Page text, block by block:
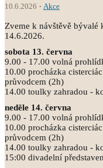
10.6.2026 Akce
Zveme k návštěvě bývalé
14.6.2026.
sobota 13. června
9.00 - 17.00 volná
10.00 procházka
průvodcem (2h)
14.00 toulky zahradou -
neděle 14. června
9.00 - 17.00 volná
10.00 procházka
průvodcem (2h)
14.00 toulky zahradou -
15:00 divadelní